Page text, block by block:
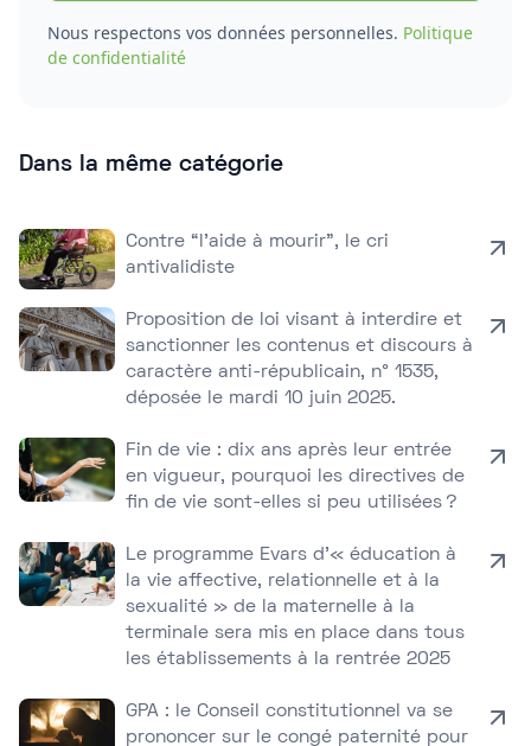
Nous respectons vos données personnelles. Politique
de confidentialité
Dans la même catégorie
Contre “l’aide à mourir”, le cri
antivalidiste
Proposition de loi visant à interdire et
sanctionner les contenus et discours à
caractère anti-républicain, n° 1535,
déposée le mardi 10 juin 2025.
Fin de vie : dix ans après leur entrée
en vigueur, pourquoi les directives de
fin de vie sont-elles si peu utilisées ?
Le programme Evars d’« éducation à
la vie affective, relationnelle et à la
sexualité » de la maternelle à la
terminale sera mis en place dans tous
les établissements à la rentrée 2025
GPA : le Conseil constitutionnel va se
prononcer sur le congé paternité pour